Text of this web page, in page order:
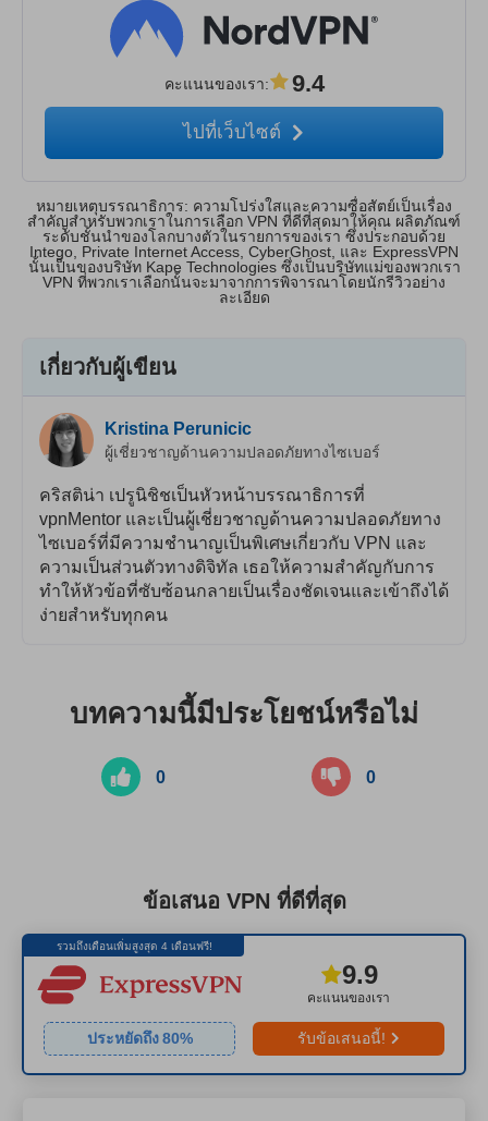
คะแนนของเรา: 9.4
ไปที่เว็บไซต์
หมายเหตุบรรณาธิการ: ความโปร่งใสและความซื่อสัตย์เป็นเรื่อง
สำคัญสำหรับพวกเราในการเลือก VPN ที่ดีที่สุดมาให้คุณ ผลิตภัณฑ์
ระดับชั้นนำของโลกบางตัวในรายการของเรา ซึ่งประกอบด้วย
Intego, Private Internet Access, CyberGhost, และ ExpressVPN
นั้นเป็นของบริษัท Kape Technologies ซึ่งเป็นบริษัทแม่ของพวกเรา
VPN ที่พวกเราเลือกนั้นจะมาจากการพิจารณาโดยนักรีวิวอย่าง
ละเอียด
เกี่ยวกับผู้เขียน
Kristina Perunicic
ผู้เชี่ยวชาญด้านความปลอดภัยทางไซเบอร์
คริสติน่า เปรูนิชิชเป็นหัวหน้าบรรณาธิการที่
vpnMentor และเป็นผู้เชี่ยวชาญด้านความปลอดภัยทาง
ไซเบอร์ที่มีความชำนาญเป็นพิเศษเกี่ยวกับ VPN และ
ความเป็นส่วนตัวทางดิจิทัล เธอให้ความสำคัญกับการ
ทำให้หัวข้อที่ซับซ้อนกลายเป็นเรื่องชัดเจนและเข้าถึงได้
ง่ายสำหรับทุกคน
บทความนี้มีประโยชน์หรือไม่
0 0
ข้อเสนอ VPN ที่ดีที่สุด
รวมถึงเดือนเพิ่มสูงสุด 4 เดือนฟรี!
คะแนนของเรา
9.9
ประหยัดถึง 80% รับข้อเสนอนี้!